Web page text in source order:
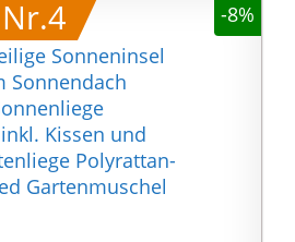
Dämmerung oder bei
Nacht schön kuschelig
haben wir 30
LEDs in das
eingearbeitet, die je
Bedarf ein- und
werden
und Ihr
Sofa Element mit
Sonnendach, 1 x
rund, 2 x
Hocker Elemente, 4 x
* Lieferung
erfolgt in 4 Paketen als
zur
-8%
Sonneninsel
Sonnendach
Kissen und
Polyrattan-
Gartenmuschel